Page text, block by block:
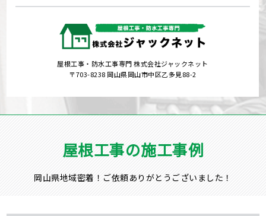
屋根工事・防水工事専門 株式会社ジャックネット
〒703-8238 岡山県岡山市中区乙多見88-2
屋根工事の施工事例
岡山県地域密着！ご依頼ありがとうございました！